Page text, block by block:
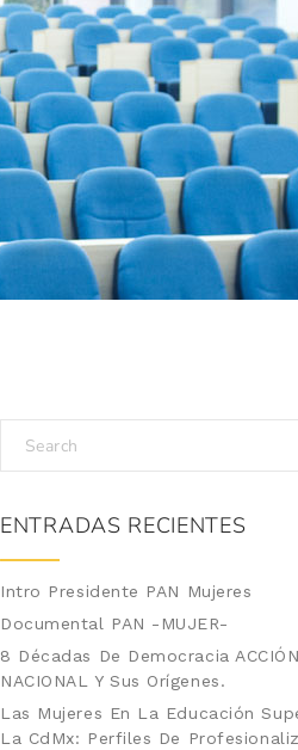
ENTRADAS RECIENTES
Intro Presidente PAN Mujeres
Documental PAN -MUJER-
8 Décadas De Democracia ACCIÓN
NACIONAL Y Sus Orígenes.
Las Mujeres En La Educación
La CdMx: Perfiles De